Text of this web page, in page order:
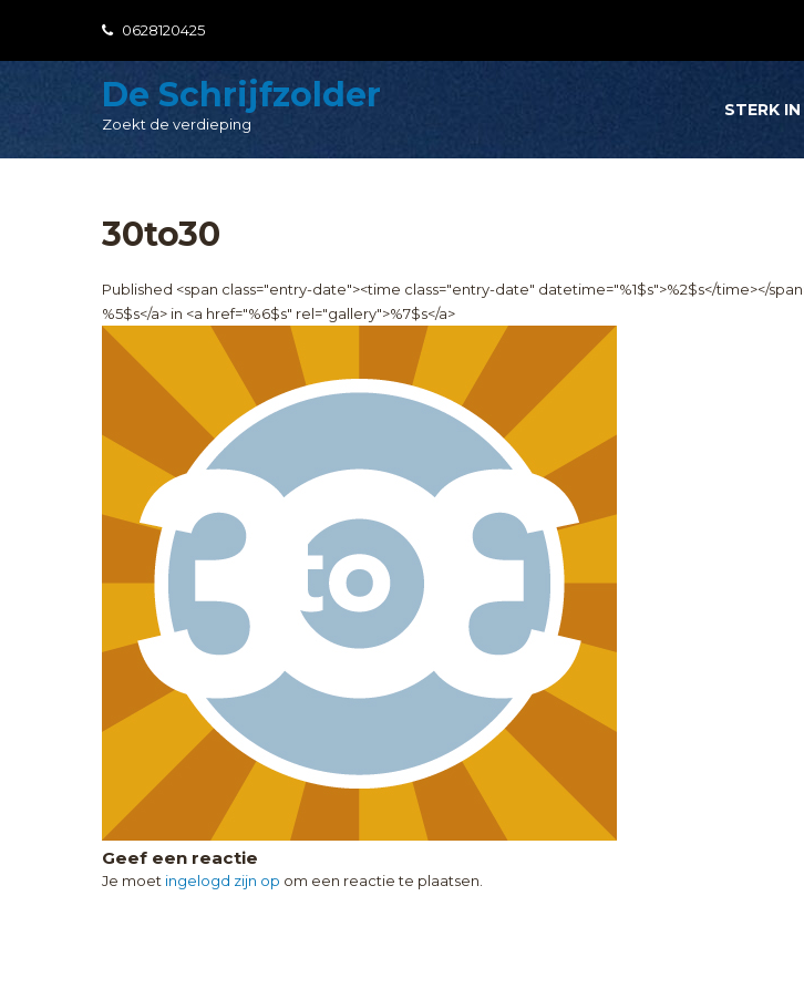
content
0628120425
De Schrijfzolder
Zoekt de verdieping
STERK
30to30
Published <span class="entry-date"><time class="entry-date" datetime="%1$s">%2$s</time></
%5$s</a> in <a href="%6$s" rel="gallery">%7$s</a>
Geef een reactie
Je moet ingelogd zijn op om een reactie te plaatsen.